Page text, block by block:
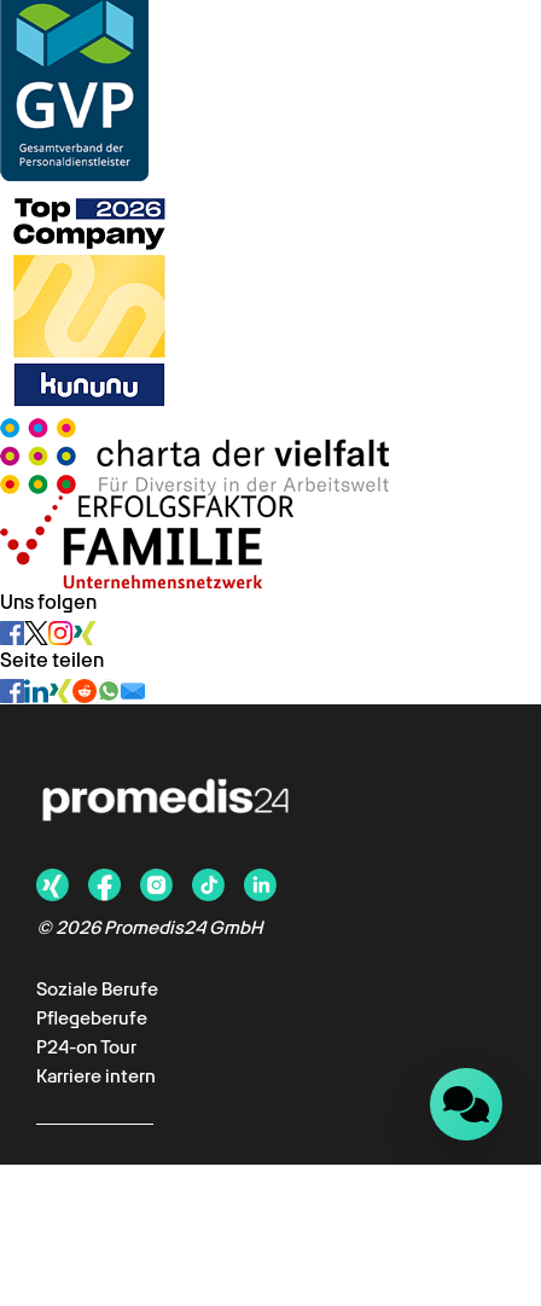
Uns folgen
Seite teilen
© 2026 Promedis24 GmbH
Soziale Berufe
Pflegeberufe
P24-on Tour
Karriere intern
Für Kunden
Chat verfügbar